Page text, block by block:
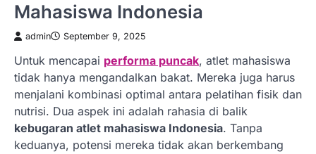
Mahasiswa Indonesia
admin September 9, 2025
Untuk mencapai performa puncak, atlet mahasiswa
tidak hanya mengandalkan bakat. Mereka juga harus
menjalani kombinasi optimal antara pelatihan fisik dan
nutrisi. Dua aspek ini adalah rahasia di balik
kebugaran atlet mahasiswa Indonesia. Tanpa
keduanya, potensi mereka tidak akan berkembang